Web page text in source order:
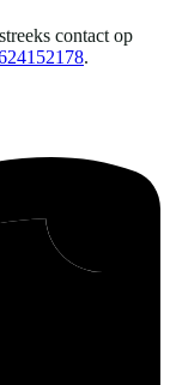
contact op
.